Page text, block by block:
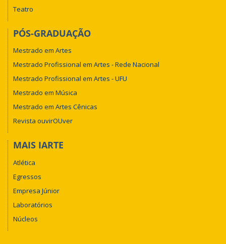
Teatro
PÓS-GRADUAÇÃO
Mestrado em Artes
Mestrado Profissional em Artes - Rede Nacional
Mestrado Profissional em Artes - UFU
Mestrado em Música
Mestrado em Artes Cênicas
Revista ouvirOUver
MAIS IARTE
Atlética
Egressos
Empresa Júnior
Laboratórios
Núcleos